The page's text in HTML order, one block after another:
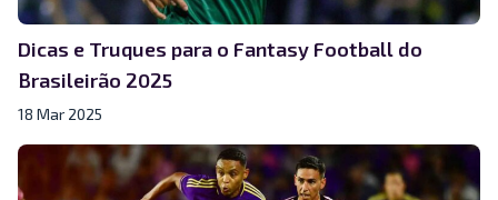
Dicas e Truques para o Fantasy Football do
Brasileirão 2025
18 Mar 2025